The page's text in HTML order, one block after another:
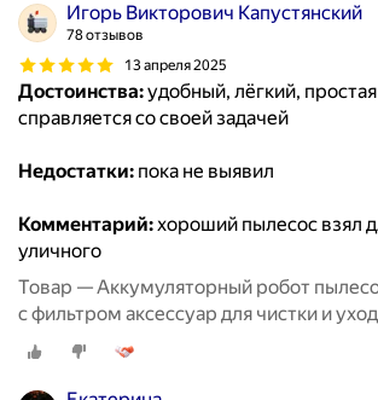
Игорь Викторович Капустянский
78 отзывов
13 апреля 2025
Достоинства:удобный, лёгкий,
справляется со своей задачей
Недостатки: пока не выявил
Комментарий:хороший пылесос взял
уличного
Товар — Аккумуляторный робот
с фильтром аксессуар для чистки и
беспроводной робот пылесос до 45 кв. м